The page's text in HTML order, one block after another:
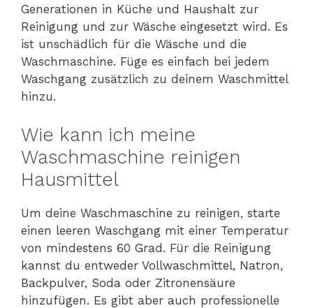
Generationen in Küche und Haushalt zur
Reinigung und zur Wäsche eingesetzt wird. Es
ist unschädlich für die Wäsche und die
Waschmaschine. Füge es einfach bei jedem
Waschgang zusätzlich zu deinem Waschmittel
hinzu.
Wie kann ich meine
Waschmaschine reinigen
Hausmittel
Um deine Waschmaschine zu reinigen, starte
einen leeren Waschgang mit einer Temperatur
von mindestens 60 Grad. Für die Reinigung
kannst du entweder Vollwaschmittel, Natron,
Backpulver, Soda oder Zitronensäure
hinzufügen. Es gibt aber auch professionelle